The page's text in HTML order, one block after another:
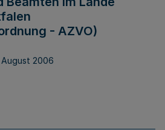
- AZVO)
August 2006